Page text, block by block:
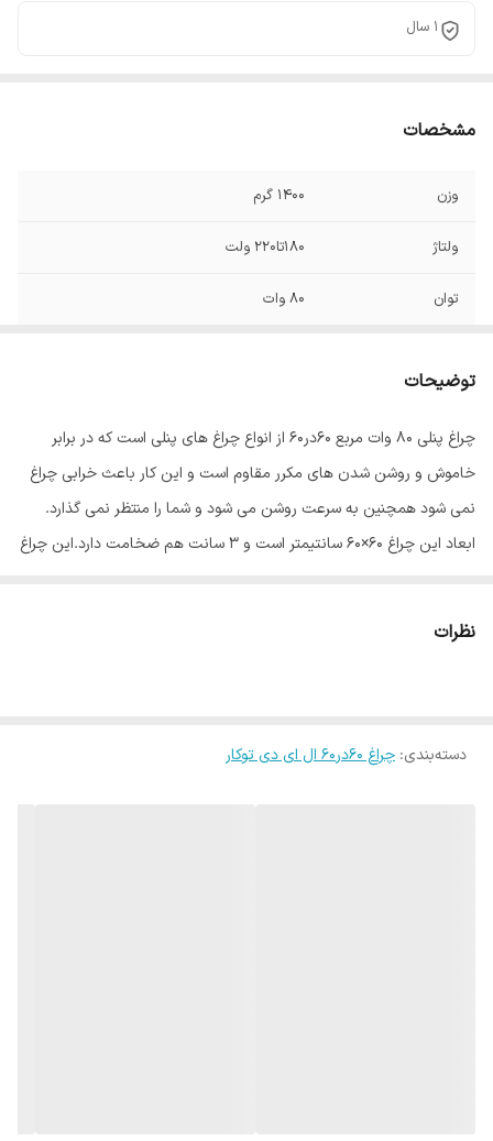
1 سال
مشخصات
وزن 1400 گرم
ولتاژ 180تا220 ولت
توان 80 وات
طول عمر 30000 ساعت
میزان روشنایی 5500 لومن
ابعاد 60x60x3 سانتی‌متر
توضیحات
چراغ پنلی 80 وات مربع 60در60 از انواع چراغ های پنلی است که در برابر
خاموش و روشن شدن های مکرر مقاوم است و این کار باعث خرابی چراغ
نمی شود همچنین به سرعت روشن می شود و شما را منتظر نمی گذارد.
ابعاد این چراغ 60×60 سانتیمتر است و 3 سانت هم ضخامت دارد.این چراغ
باشد.
نظرات
دسته‌بندی: چراغ 60در60 ال ای دی توکار